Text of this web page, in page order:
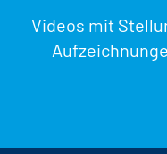
Videos mit